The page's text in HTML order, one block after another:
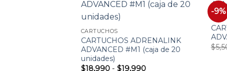
a la
lista
CARTUCHOS
CARTUCHOS ADRENALINK
ADVANCED #M1 (caja de 20
unidades)
$18,990 - $19,990Rango
-9%
$